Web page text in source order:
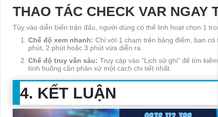
THAO TÁC CHECK VAR NGAY
Tùy vào diễn biến trận đấu, người dùng có thể linh hoạt chọn 1
Chế độ xem nhanh: Chỉ với 1 chạm trên bảng điểm, bạn
phút, 2 phút hoặc 3 phút vừa diễn ra.
Chế độ truy vấn sâu: Truy cập vào "Lịch sử ghi" để tìm
tình huống cần phân xử một cách chi tiết nhất.
4. KẾT LUẬN